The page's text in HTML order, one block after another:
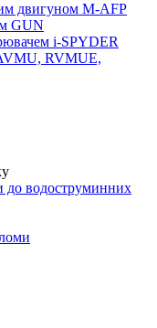
двигуном M-AFP
GUN
i-SPYDER
RVMUE,
до водоструминних